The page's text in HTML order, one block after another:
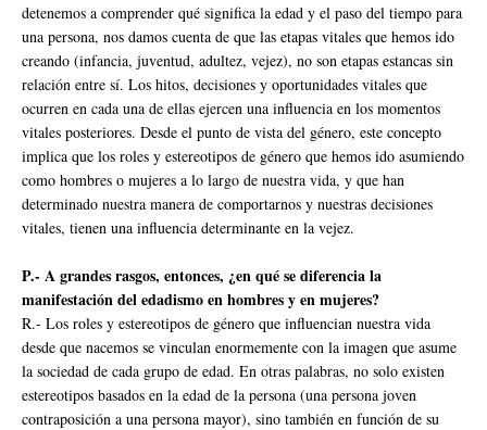
detenemos a comprender qué significa la edad y el paso del tiempo para
una persona, nos damos cuenta de que las etapas vitales que hemos ido
creando (infancia, juventud, adultez, vejez), no son etapas estancas sin
relación entre sí. Los hitos, decisiones y oportunidades vitales que
ocurren en cada una de ellas ejercen una influencia en los momentos
vitales posteriores. Desde el punto de vista del género, este concepto
implica que los roles y estereotipos de género que hemos ido asumiendo
como hombres o mujeres a lo largo de nuestra vida, y que han
determinado nuestra manera de comportarnos y nuestras decisiones
vitales, tienen una influencia determinante en la vejez.
P.- A grandes rasgos, entonces, ¿en qué se diferencia la
manifestación del edadismo en hombres y en mujeres?
R.- Los roles y estereotipos de género que influencian nuestra vida
desde que nacemos se vinculan enormemente con la imagen que asume
la sociedad de cada grupo de edad. En otras palabras, no solo existen
estereotipos basados en la edad de la persona (una persona joven
contraposición a una persona mayor), sino también en función de su